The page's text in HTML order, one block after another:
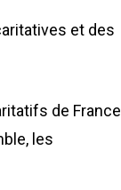
et des
de France
les